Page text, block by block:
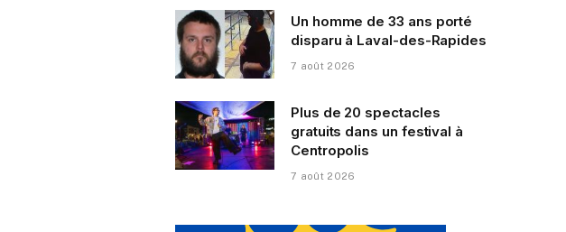
Un homme de 33 ans porté
disparu à Laval-des-Rapides
7 août 2026
Plus de 20 spectacles
gratuits dans un festival à
Centropolis
7 août 2026